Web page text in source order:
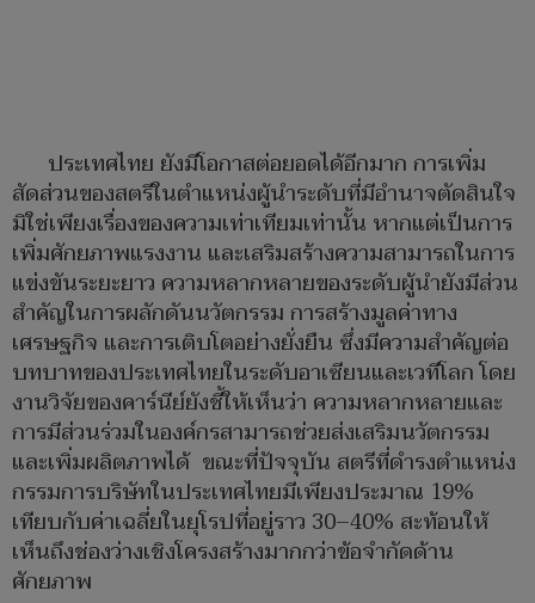
ประเทศไทย ยังมีโอกาสต่อยอดได้อีกมาก การเพิ่ม
สัดส่วนของสตรีในตำแหน่งผู้นำระดับที่มีอำนาจตัดสินใจ
มิใช่เพียงเรื่องของความเท่าเทียมเท่านั้น หากแต่เป็นการ
เพิ่มศักยภาพแรงงาน และเสริมสร้างความสามารถในการ
แข่งขันระยะยาว ความหลากหลายของระดับผู้นำยังมีส่วน
สำคัญในการผลักดันนวัตกรรม การสร้างมูลค่าทาง
เศรษฐกิจ และการเติบโตอย่างยั่งยืน ซึ่งมีความสำคัญต่อ
บทบาทของประเทศไทยในระดับอาเซียนและเวทีโลก โดย
งานวิจัยของคาร์นีย์ยังชี้ให้เห็นว่า ความหลากหลายและ
การมีส่วนร่วมในองค์กรสามารถช่วยส่งเสริมนวัตกรรม
และเพิ่มผลิตภาพได้ ขณะที่ปัจจุบัน สตรีที่ดำรงตำแหน่ง
กรรมการบริษัทในประเทศไทยมีเพียงประมาณ 19%
เทียบกับค่าเฉลี่ยในยุโรปที่อยู่ราว 30–40% สะท้อนให้
เห็นถึงช่องว่างเชิงโครงสร้างมากกว่าข้อจำกัดด้าน
ศักยภาพ